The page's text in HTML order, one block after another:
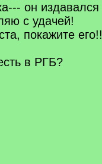
он
с удачей!
покажите
в РГБ?